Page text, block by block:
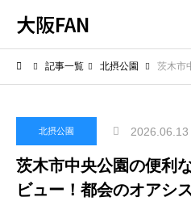
大阪FAN
記事一覧 北摂公園 茨木市中央
北摂公園 2026.06.13
茨木市中央公園の便利
ビュー！都会のオアシ